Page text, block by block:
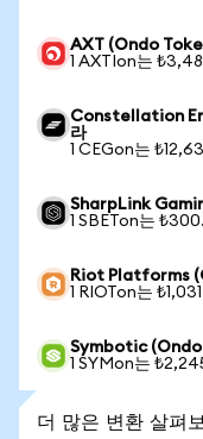
AXT (Ondo
1 AXTIon는
Constellation
라
1 CEGon는
SharpLink
1 SBETon는
Riot Platforms
1 RIOTon는
Symbotic (Ondo
1 SYMon는
더 많은 변환 살펴